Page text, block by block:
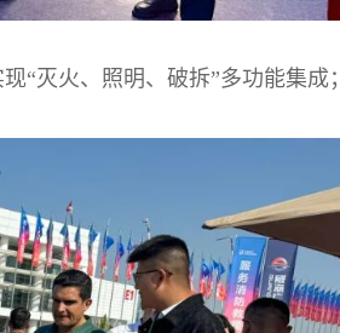
“灭火、照明、破拆”多功能集成；